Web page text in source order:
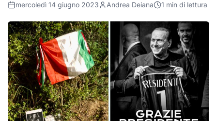
mercoledì 14 giugno 2023 Andrea Deiana 1 min di lettura